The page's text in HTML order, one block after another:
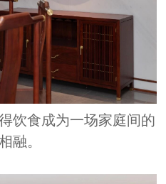
饮食成为一场家庭间的
融。